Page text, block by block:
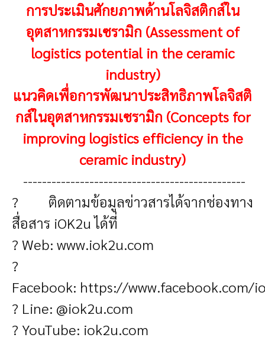
การประเมินศักยภาพด้านโลจิสติกส์ใน
อุตสาหกรรมเซรามิก (Assessment of
logistics potential in the ceramic
industry)
แนวคิดเพื่อการพัฒนาประสิทธิภาพโลจิสติ
กส์ในอุตสาหกรรมเซรามิก (Concepts for
improving logistics efficiency in the
ceramic industry)
-----------------------------------------------
? ติดตามข้อมูลข่าวสารได้จากช่องทาง
สื่อสาร iOK2u ได้ที่
? Web: www.iok2u.com
?
Facebook: https://www.facebook.com/
? Line: @iok2u.com
? YouTube: iok2u.com